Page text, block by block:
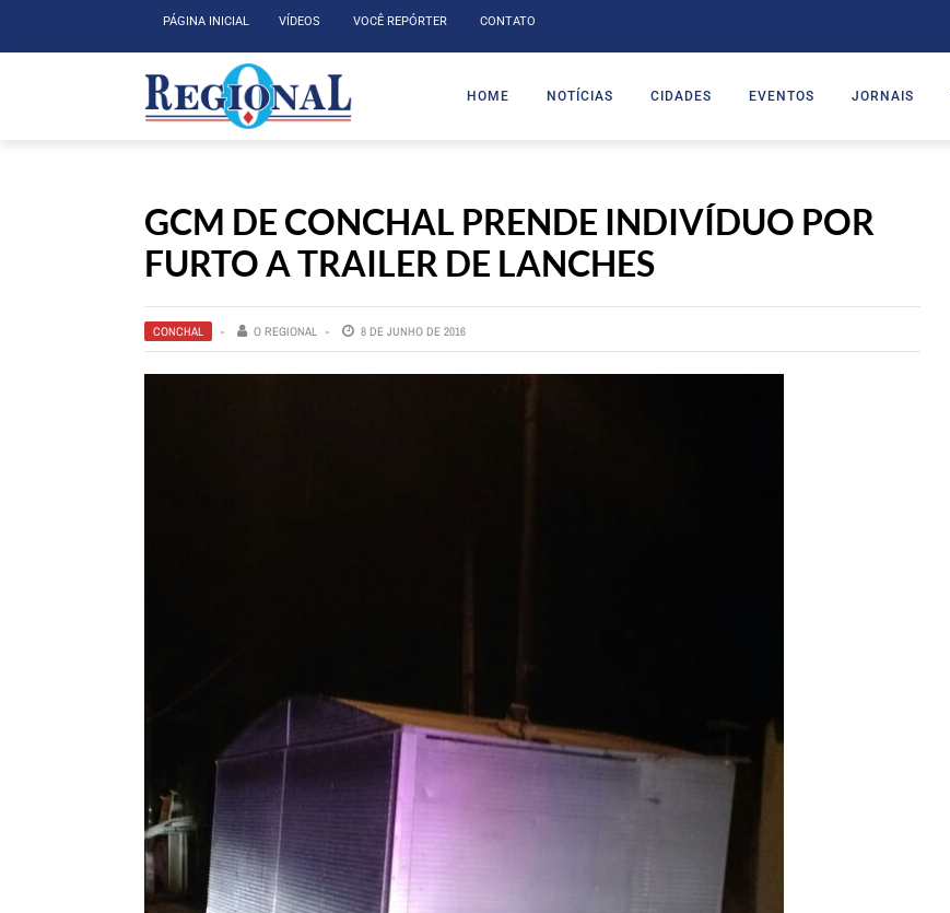
PÁGINA INICIAL VÍDEOS VOCÊ REPÓRTER CONTATO
HOME NOTÍCIAS CIDADES EVENTOS JORNAIS
GCM DE CONCHAL PRENDE INDIVÍDUO POR
FURTO A TRAILER DE LANCHES
CONCHAL O REGIONAL 8 DE JUNHO DE 2016